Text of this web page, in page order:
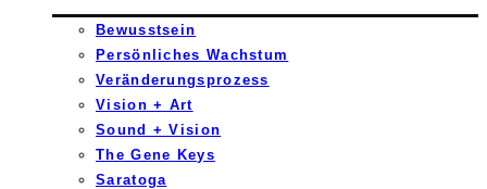
Bewusstsein
Persönliches Wachstum
Veränderungsprozess
Vision + Art
Sound + Vision
The Gene Keys
Saratoga